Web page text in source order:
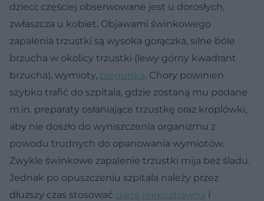
dzieci; częściej obserwowane jest u dorosłych,
zwłaszcza u kobiet. Objawami świnkowego
zapalenia trzustki są wysoka gorączka, silne bóle
brzucha w okolicy trzustki (lewy górny kwadrant
brzucha), wymioty, biegunka. Chory powinien
szybko trafić do szpitala, gdzie zostaną mu podane
m.in. preparaty osłaniające trzustkę oraz kroplówki,
aby nie doszło do wyniszczenia organizmu z
powodu trudnych do opanowania wymiotów.
Zwykle świnkowe zapalenie trzustki mija bez śladu.
Jednak po opuszczeniu szpitala należy przez
dłuższy czas stosować dietę lekkostrawną i